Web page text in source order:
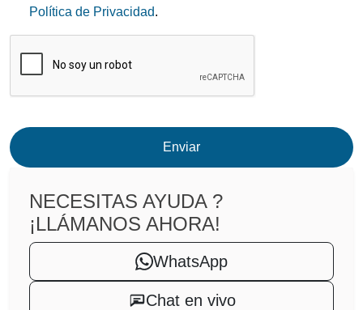
Política de Privacidad.
Enviar
NECESITAS AYUDA ?
¡LLÁMANOS AHORA!
WhatsApp
Chat en vivo